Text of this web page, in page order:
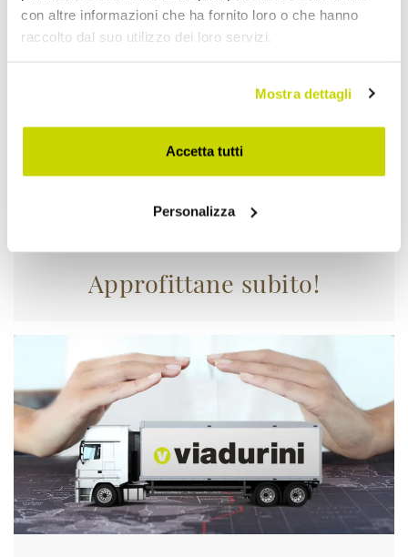
con altre informazioni che ha fornito loro o che hanno
raccolto dal suo utilizzo dei loro servizi.
Mostra dettagli
Accetta tutti
Personalizza
Approfittane subito!